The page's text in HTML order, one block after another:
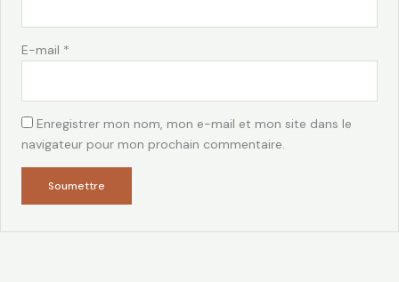
E-mail *
Enregistrer mon nom, mon e-mail et mon site dans le
navigateur pour mon prochain commentaire.